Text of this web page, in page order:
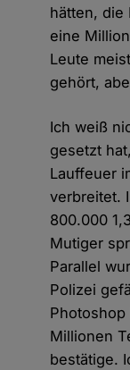
hätten, die
eine
Leute
gehört,
Ich weiß
gesetzt
Lauffeuer
verbreitet.
800.000
Mutiger
Parallel
Polizei
Photoshop
Millionen
bestätige.